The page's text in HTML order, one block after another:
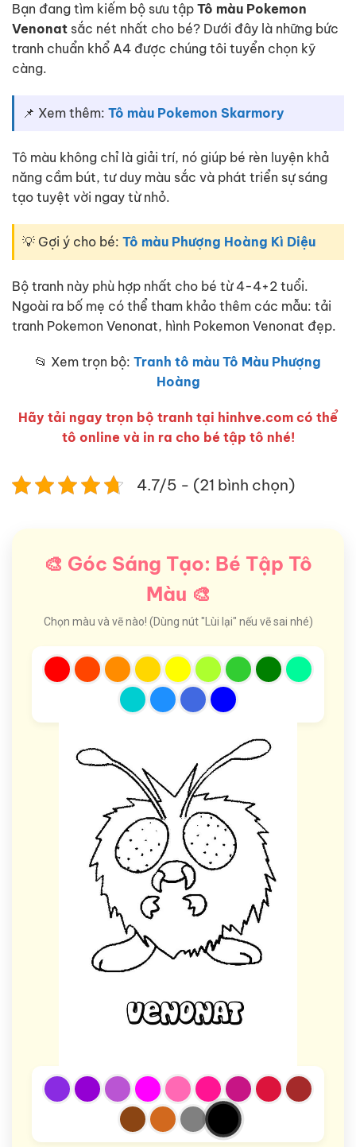
Bạn đang tìm kiếm bộ sưu tập Tô màu Pokemon
Venonat sắc nét nhất cho bé? Dưới đây là những bức
tranh chuẩn khổ A4 được chúng tôi tuyển chọn kỹ
càng.
📌 Xem thêm: Tô màu Pokemon Skarmory
Tô màu không chỉ là giải trí, nó giúp bé rèn luyện khả
năng cầm bút, tư duy màu sắc và phát triển sự sáng
tạo tuyệt vời ngay từ nhỏ.
💡 Gợi ý cho bé: Tô màu Phượng Hoàng Kì Diệu
Bộ tranh này phù hợp nhất cho bé từ 4-4+2 tuổi.
Ngoài ra bố mẹ có thể tham khảo thêm các mẫu: tải
tranh Pokemon Venonat, hình Pokemon Venonat đẹp.
📂 Xem trọn bộ: Tranh tô màu Tô Màu Phượng
Hoàng
Hãy tải ngay trọn bộ tranh tại hinhve.com có thể
tô online và in ra cho bé tập tô nhé!
4.7/5 - (21 bình chọn)
🎨 Góc Sáng Tạo: Bé Tập Tô
Màu 🎨
Chọn màu và vẽ nào! (Dùng nút "Lùi lại" nếu vẽ sai nhé)